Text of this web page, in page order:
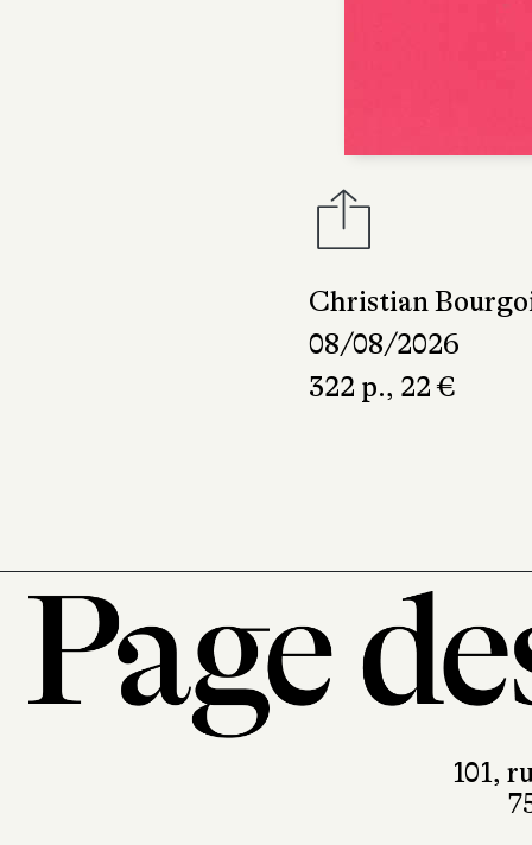
Christian
08/08/2026
322 p., 22 €
101,